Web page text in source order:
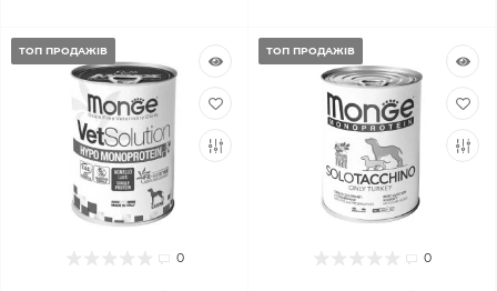
ТОП ПРОДАЖІВ
0
ТОП ПРОДАЖІВ
0